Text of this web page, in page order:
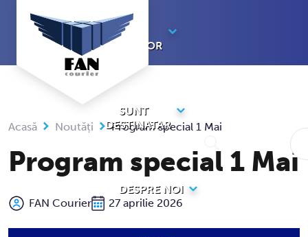
conținut
SUNT
EXPEDITOR
SUNT
DESTINATAR
DESPRE NOI
Acasă Noutăți Program special 1 Mai
Program special 1 Mai
FAN Courier 27 aprilie 2026